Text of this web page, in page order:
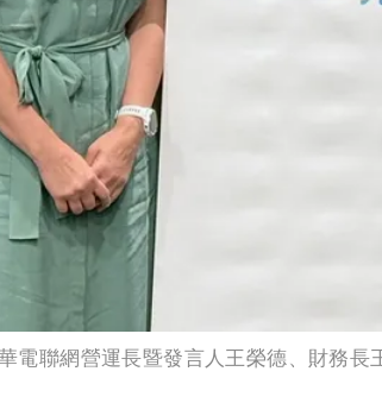
電聯網營運長暨發言人王榮德、財務長